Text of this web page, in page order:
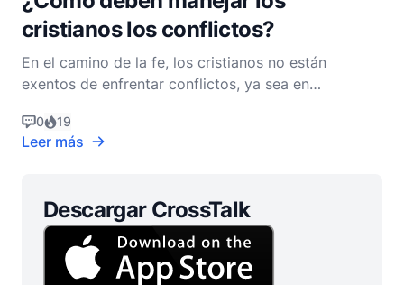
cristianos los conflictos?
En el camino de la fe, los cristianos no están
exentos de enfrentar conflictos, ya sea en
entornos profesionales. La Biblia, que sirve como
guía para la vida cristiana, proporciona profundos
0 19
Leer más
Descargar CrossTalk